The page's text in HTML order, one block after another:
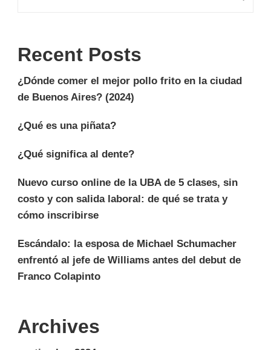
Recent Posts
¿Dónde comer el mejor pollo frito en la ciudad
de Buenos Aires? (2024)
¿Qué es una piñata?
¿Qué significa al dente?
Nuevo curso online de la UBA de 5 clases, sin
costo y con salida laboral: de qué se trata y
cómo inscribirse
Escándalo: la esposa de Michael Schumacher
enfrentó al jefe de Williams antes del debut de
Franco Colapinto
Archives